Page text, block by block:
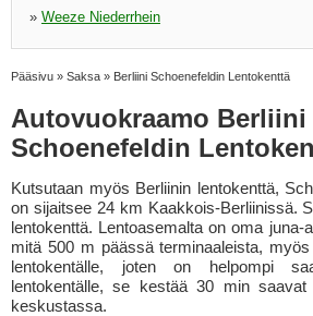
» Weeze Niederrhein
Pääsivu » Saksa » Berliini Schoenefeldin Lentokenttä
Autovuokraamo Berliini
Schoenefeldin
Kutsutaan myös Berliinin lentokenttä,
on sijaitsee 24 km Kaakkois-Berliinissä.
lentokenttä. Lentoasemalta on oma juna-
mitä 500 m päässä terminaaleista,
lentokentälle, joten on helpompi
lentokentälle, se kestää 30 min saavat
keskustassa.